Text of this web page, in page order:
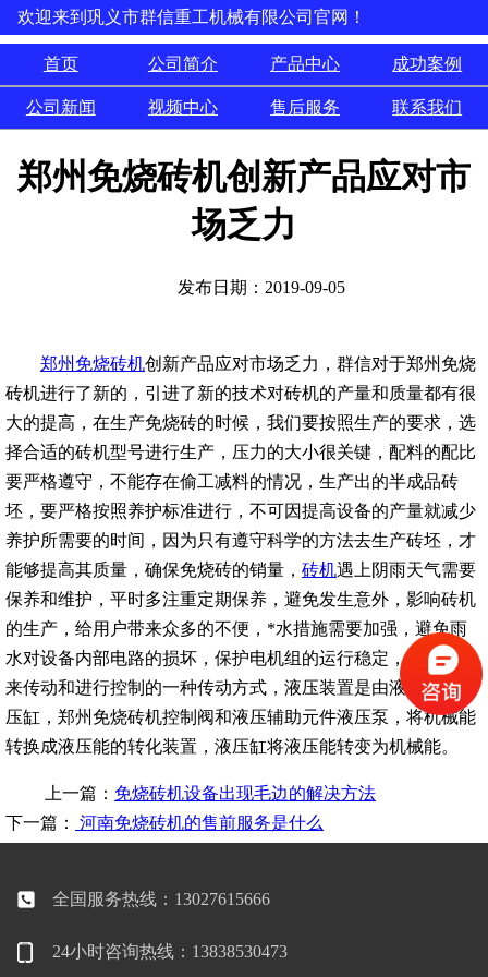
欢迎来到巩义市群信重工机械有限公司官网！
首页 公司简介 产品中心 成功案例
公司新闻 视频中心 售后服务 联系我们
郑州免烧砖机创新产品应对市
场乏力
发布日期：2019-09-05
郑州免烧砖机创新产品应对市场乏力，群信对于郑州免烧
砖机进行了新的，引进了新的技术对砖机的产量和质量都有很
大的提高，在生产免烧砖的时候，我们要按照生产的要求，选
择合适的砖机型号进行生产，压力的大小很关键，配料的配比
要严格遵守，不能存在偷工减料的情况，生产出的半成品砖
坯，要严格按照养护标准进行，不可因提高设备的产量就减少
养护所需要的时间，因为只有遵守科学的方法去生产砖坯，才
能够提高其质量，确保免烧砖的销量， 砖机遇上阴雨天气需要
保养和维护，平时多注重定期保养，避免发生意外，影响砖机
的生产，给用户带来众多的不便，*水措施需要加强，避免雨
水对设备内部电路的损坏，保护电机组的运行稳定，液压压力
来传动和进行控制的一种传动方式，液压装置是由液压泵、液
压缸，郑州免烧砖机控制阀和液压辅助元件液压泵，将机械能
转换成液压能的转化装置，液压缸将液压能转变为机械能。
上一篇： 免烧砖机设备出现毛边的解决方法
下一篇：
河南免烧砖机的售前服务是什么
全国服务热线：13027615666
24小时咨询热线：13838530473